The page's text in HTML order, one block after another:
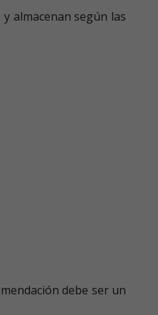
almacenan según las
debe ser un